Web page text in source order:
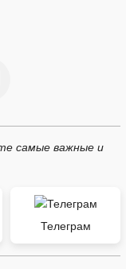
самые важные и
Телеграм